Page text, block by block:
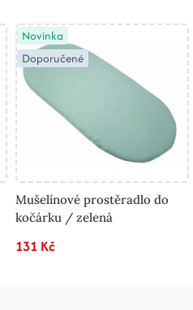
Novinka
Doporučené
Mušelínové prostěradlo do
kočárku / zelená
131 Kč